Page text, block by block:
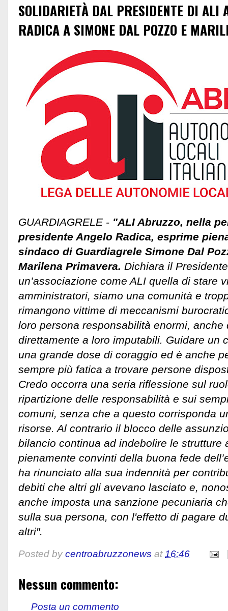
SOLIDARIETÀ DAL PRESIDENTE DI ALI
RADICA A SIMONE DAL POZZO E
GUARDIAGRELE - "ALI Abruzzo, nella
presidente Angelo Radica, esprime
sindaco di Guardiagrele Simone Dal
Marilena Primavera. Dichiara il
un’associazione come ALI quella di stare
amministratori, siamo una comunità e
rimangono vittime di meccanismi
loro persona responsabilità enormi, anche
direttamente a loro imputabili. Guidare un
una grande dose di coraggio ed è anche
sempre più fatica a trovare persone
Credo occorra una seria riflessione sul
ripartizione delle responsabilità e sui
comuni, senza che a questo corrisponda
risorse. Al contrario il blocco delle
bilancio continua ad indebolire le strutture
pienamente convinti della buona fede
ha rinunciato alla sua indennità per
debiti che altri gli avevano lasciato e,
anche imposta una sanzione pecuniaria
sulla sua persona, con l'effetto di pagare
altri".
Posted by centroabruzzonews at16:46
Nessun commento:
Posta un commento